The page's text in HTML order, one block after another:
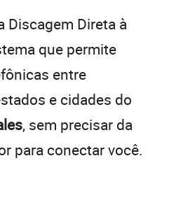
Discagem Direta à
que permite
entre
e cidades do
, sem precisar da
para conectar você.